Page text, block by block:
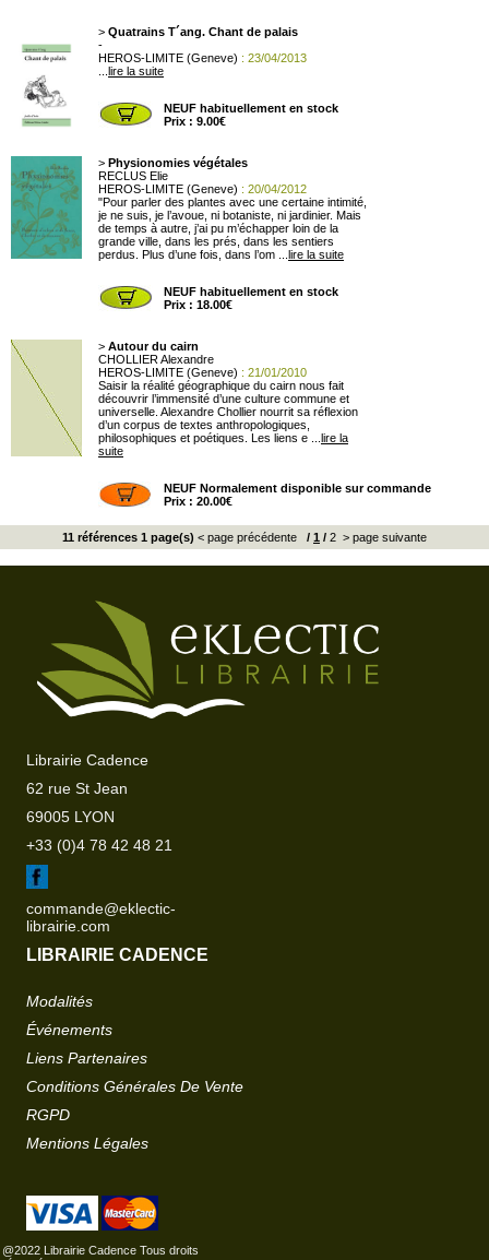
> Quatrains T´ang. Chant de palais
-
HEROS-LIMITE (Geneve) : 23/04/2013
lire la suite
NEUF habituellement en stock
Prix : 9.00€
> Physionomies végétales
RECLUS Elie
HEROS-LIMITE (Geneve) : 20/04/2012
"Pour parler des plantes avec une certaine intimité,
je ne suis, je l’avoue, ni botaniste, ni jardinier. Mais
de temps à autre, j’ai pu m’échapper loin de la
grande ville, dans les prés, dans les sentiers
perdus. Plus d’une fois, dans l’om ... lire la suite
NEUF habituellement en stock
Prix : 18.00€
> Autour du cairn
CHOLLIER Alexandre
HEROS-LIMITE (Geneve) : 21/01/2010
Saisir la réalité géographique du cairn nous fait
découvrir l’immensité d’une culture commune et
universelle. Alexandre Chollier nourrit sa réflexion
d’un corpus de textes anthropologiques,
philosophiques et poétiques. Les liens e ... lire la
suite
NEUF Normalement disponible sur commande
Prix : 20.00€
11 références 1 page(s) < page précédente / 1 / 2 > page suivante
Librairie Cadence
62 rue St Jean
69005 LYON
+33 (0)4 78 42 48 21
commande@eklectic-
librairie.com
LIBRAIRIE CADENCE
Modalités
Événements
Liens Partenaires
Conditions Générales De Vente
RGPD
Mentions Légales
@2022 Librairie Cadence Tous droits